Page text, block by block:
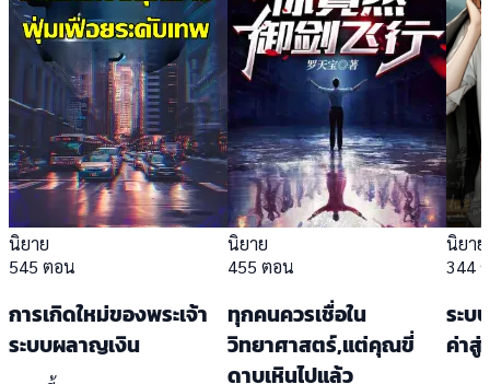
นิยาย
545 ตอน
การเกิดใหม่ของพระเจ้า
ระบบผลาญเงิน
นิยาย
455 ตอน
ทุกคนควรเชื่อใน
วิทยาศาสตร์,แต่คุณขี่
ดาบเหินไปแล้ว
นิยาย
344
ระบ
ค่าสู่